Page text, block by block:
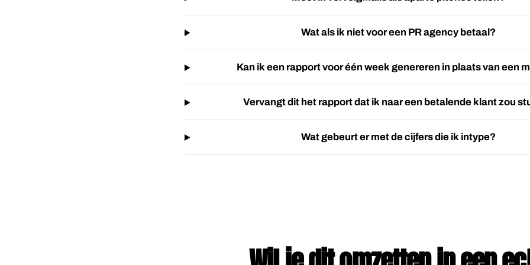
Wat als ik niet voor een PR agency betaal?
Kan ik een rapport voor één week genereren in plaats van een
Vervangt dit het rapport dat ik naar een betalende klant zou
Wat gebeurt er met de cijfers die ik intype?